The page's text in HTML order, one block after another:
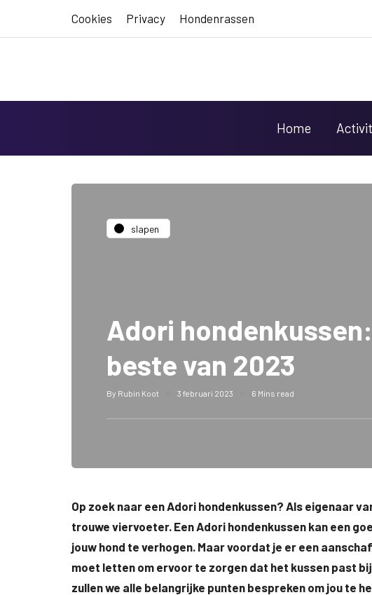
Cookies Privacy Hondenrassen
Home
slapen
Adori
beste van 2023
By Rubin Koot 3 februari 2023 6 Mins read
Op zoek naar een Adori hondenkussen? Als eigenaar
trouwe viervoeter. Een Adori hondenkussen kan een
jouw hond te verhogen. Maar voordat je er een
moet letten om ervoor te zorgen dat het kussen past
zullen we alle belangrijke punten bespreken om jou te